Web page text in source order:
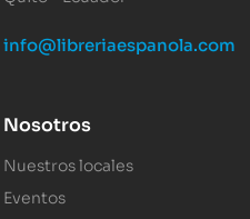
info@libreriaespanola.com
Nosotros
Nuestros locales
Eventos